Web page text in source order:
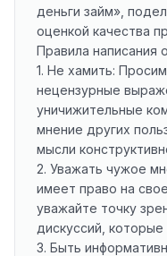
деньги займ»,
оценкой качества
Правила написания
1. Не хамить:
нецензурные
уничижительные
мнение других
мысли
2. Уважать чужое
имеет право на
уважайте точку
дискуссий, которые
3. Быть